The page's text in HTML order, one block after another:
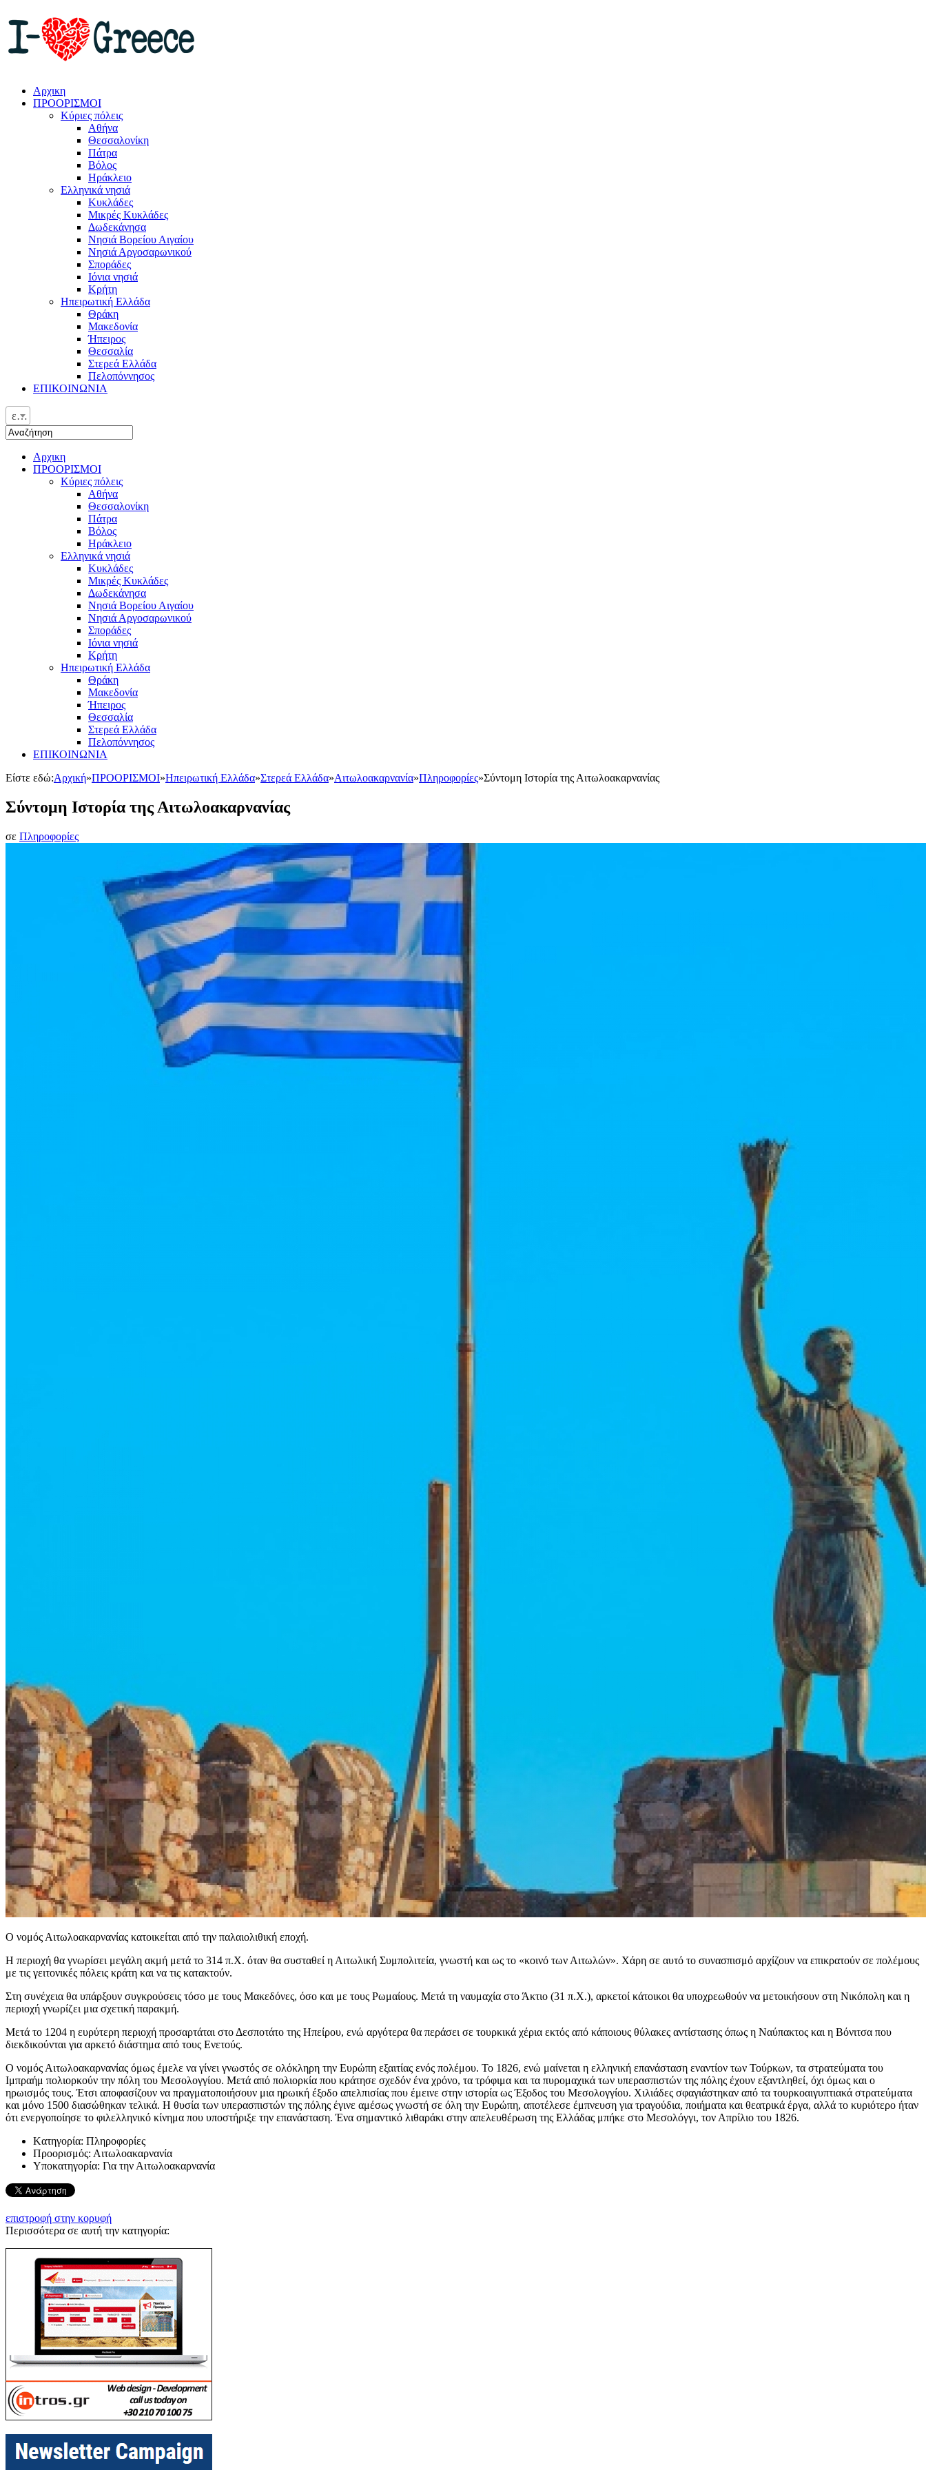
Αρχικη
ΠΡΟΟΡΙΣΜΟΙ
Κύριες πόλεις
Αθήνα
Θεσσαλονίκη
Πάτρα
Βόλος
Ηράκλειο
Ελληνικά νησιά
Κυκλάδες
Μικρές Κυκλάδες
Δωδεκάνησα
Νησιά Βορείου Αιγαίου
Νησιά Αργοσαρωνικού
Σποράδες
Ιόνια νησιά
Κρήτη
Ηπειρωτική Ελλάδα
Θράκη
Μακεδονία
Ήπειρος
Θεσσαλία
Στερεά Ελλάδα
Πελοπόννησος
ΕΠΙΚΟΙΝΩΝΙΑ
ελ
Αρχικη
ΠΡΟΟΡΙΣΜΟΙ
Κύριες πόλεις
Αθήνα
Θεσσαλονίκη
Πάτρα
Βόλος
Ηράκλειο
Ελληνικά νησιά
Κυκλάδες
Μικρές Κυκλάδες
Δωδεκάνησα
Νησιά Βορείου Αιγαίου
Νησιά Αργοσαρωνικού
Σποράδες
Ιόνια νησιά
Κρήτη
Ηπειρωτική Ελλάδα
Θράκη
Μακεδονία
Ήπειρος
Θεσσαλία
Στερεά Ελλάδα
Πελοπόννησος
ΕΠΙΚΟΙΝΩΝΙΑ
Είστε εδώ:Αρχική»ΠΡΟΟΡΙΣΜΟΙ»Ηπειρωτική Ελλάδα»Στερεά Ελλάδα»Αιτωλοακαρνανία»Πληροφορίες»Σύντομη Ιστορία της Αιτωλοακαρνανίας
Σύντομη Ιστορία της Αιτωλοακαρνανίας
σε Πληροφορίες
Ο νομός Αιτωλοακαρνανίας κατοικείται από την παλαιολιθική εποχή.
Η περιοχή θα γνωρίσει μεγάλη ακμή μετά το 314 π.Χ. όταν θα συσταθεί η Αιτωλική Συμπολιτεία, γνωστή και ως το «κοινό των Αιτωλών». Χάρη σε αυτό το συνασπισμό αρχίζουν να επικρατούν σε πολέμους
με τις γειτονικές πόλεις κράτη και να τις κατακτούν.
Στη συνέχεια θα υπάρξουν συγκρούσεις τόσο με τους Μακεδόνες, όσο και με τους Ρωμαίους. Μετά τη ναυμαχία στο Άκτιο (31 π.Χ.), αρκετοί κάτοικοι θα υποχρεωθούν να μετοικήσουν στη Νικόπολη και η
περιοχή γνωρίζει μια σχετική παρακμή.
Μετά το 1204 η ευρύτερη περιοχή προσαρτάται στο Δεσποτάτο της Ηπείρου, ενώ αργότερα θα περάσει σε τουρκικά χέρια εκτός από κάποιους θύλακες αντίστασης όπως η Ναύπακτος και η Βόνιτσα που
διεκδικούνται για αρκετό διάστημα από τους Ενετούς.
Ο νομός Αιτωλοακαρνανίας όμως έμελε να γίνει γνωστός σε ολόκληρη την Ευρώπη εξαιτίας ενός πολέμου. Το 1826, ενώ μαίνεται η ελληνική επανάσταση εναντίον των Τούρκων, τα στρατεύματα του
Ιμπραήμ πολιορκούν την πόλη του Μεσολογγίου. Μετά από πολιορκία που κράτησε σχεδόν ένα χρόνο, τα τρόφιμα και τα πυρομαχικά των υπερασπιστών της πόλης έχουν εξαντληθεί, όχι όμως και ο
ηρωισμός τους. Έτσι αποφασίζουν να πραγματοποιήσουν μια ηρωική έξοδο απελπισίας που έμεινε στην ιστορία ως Έξοδος του Μεσολογγίου. Χιλιάδες σφαγιάστηκαν από τα τουρκοαιγυπτιακά στρατεύματα
και μόνο 1500 διασώθηκαν τελικά. Η θυσία των υπερασπιστών της πόλης έγινε αμέσως γνωστή σε όλη την Ευρώπη, αποτέλεσε έμπνευση για τραγούδια, ποιήματα και θεατρικά έργα, αλλά το κυριότερο ήταν
ότι ενεργοποίησε το φιλελληνικό κίνημα που υποστήριξε την επανάσταση. Ένα σημαντικό λιθαράκι στην απελευθέρωση της Ελλάδας μπήκε στο Μεσολόγγι, τον Απρίλιο του 1826.
Kατηγορία: Πληροφορίες
Προορισμός: Αιτωλοακαρνανία
Υποκατηγορία: Για την Αιτωλοακαρνανία
επιστροφή στην κορυφή
Περισσότερα σε αυτή την κατηγορία: